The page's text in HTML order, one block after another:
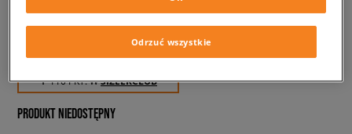
✛ 110 PKT. WSIZEERCLUB
PRODUKT NIEDOSTĘPNY
Odrzuć wszystkie